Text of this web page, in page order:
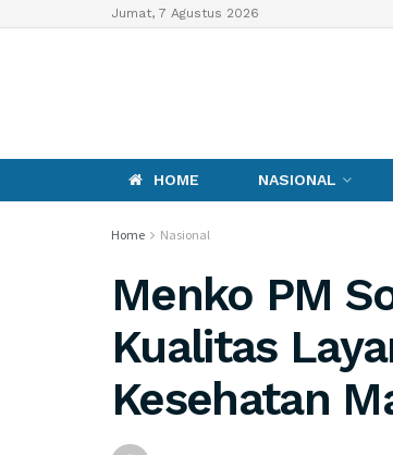
Jumat, 7 Agustus 2026
HOME NASIONAL
Home Nasional
Menko PM
Kualitas
Kesehatan